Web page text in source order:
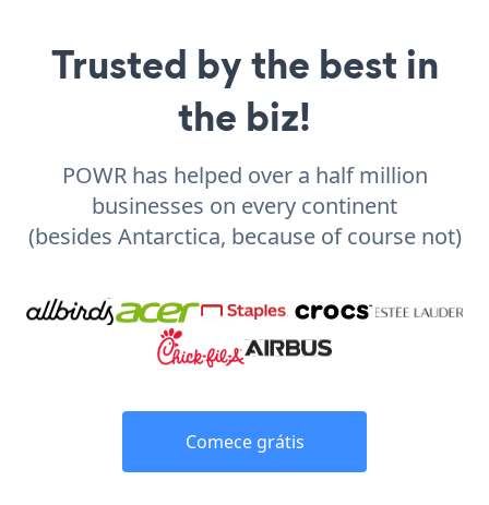
Trusted by the best in
the biz!
POWR has helped over a half million
businesses on every continent
(besides Antarctica, because of course not)
Comece grátis